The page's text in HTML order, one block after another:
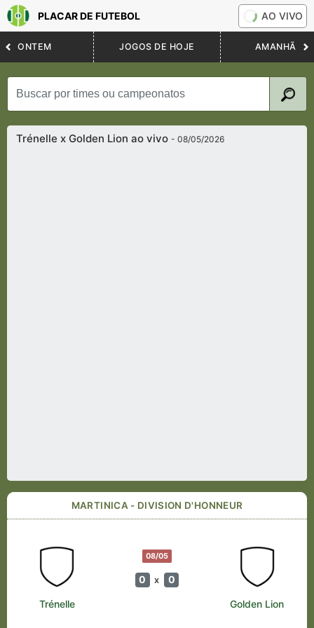
PLACAR DE FUTEBOL AO VIVO
ONTEM JOGOS DE HOJE AMANHÃ
Trénelle x Golden Lion ao vivo- 08/05/2026
MARTINICA - DIVISION D'HONNEUR
08/05
0 x 0
Trénelle Golden Lion